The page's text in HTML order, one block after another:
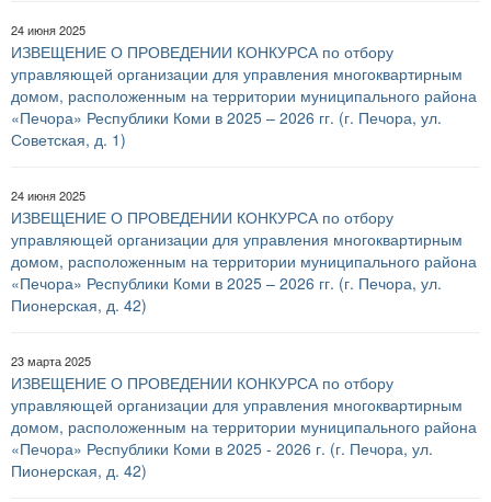
24 июня 2025
ИЗВЕЩЕНИЕ О ПРОВЕДЕНИИ КОНКУРСА по отбору
управляющей организации для управления многоквартирным
домом, расположенным на территории муниципального района
«Печора» Республики Коми в 2025 – 2026 гг. (г. Печора, ул.
Советская, д. 1)
24 июня 2025
ИЗВЕЩЕНИЕ О ПРОВЕДЕНИИ КОНКУРСА по отбору
управляющей организации для управления многоквартирным
домом, расположенным на территории муниципального района
«Печора» Республики Коми в 2025 – 2026 гг. (г. Печора, ул.
Пионерская, д. 42)
23 марта 2025
ИЗВЕЩЕНИЕ О ПРОВЕДЕНИИ КОНКУРСА по отбору
управляющей организации для управления многоквартирным
домом, расположенным на территории муниципального района
«Печора» Республики Коми в 2025 - 2026 г. (г. Печора, ул.
Пионерская, д. 42)